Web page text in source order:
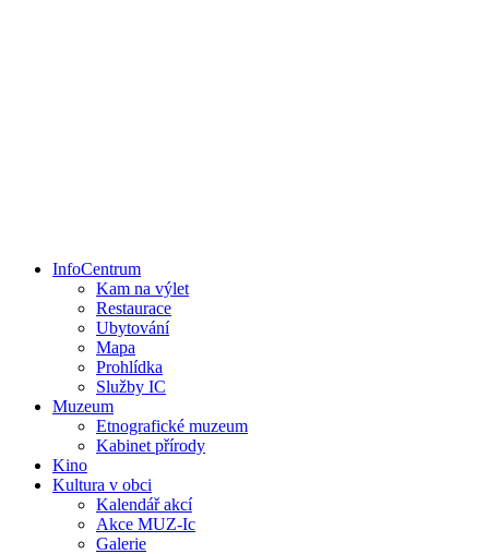
InfoCentrum
Kam na výlet
Restaurace
Ubytování
Mapa
Prohlídka
Služby IC
Muzeum
Etnografické muzeum
Kabinet přírody
Kino
Kultura v obci
Kalendář akcí
Akce MUZ-Ic​
Galerie